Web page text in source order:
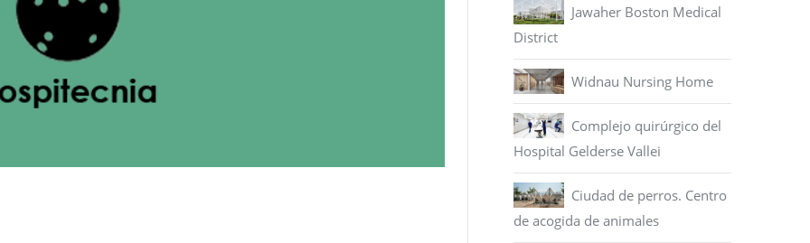
Jawaher Boston Medical
District
Widnau Nursing Home
Complejo quirúrgico del
Hospital Gelderse Vallei
Ciudad de perros. Centro
de acogida de animales